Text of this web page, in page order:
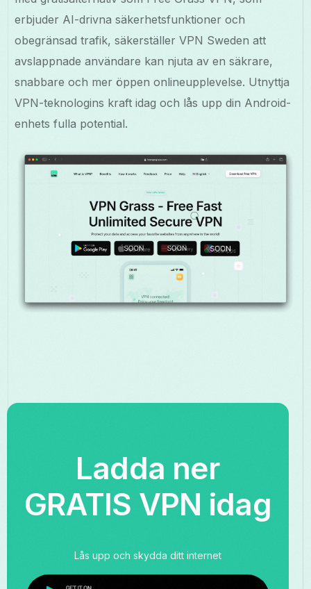
erbjuder AI-drivna säkerhetsfunktioner och
obegränsad trafik, säkerställer VPN Sweden att
avslappnade användare kan njuta av en säkrare,
snabbare och mer öppen onlineupplevelse. Utnyttja
VPN-teknologins kraft idag och lås upp din Android-
enhets fulla potential.
Ladda ner
GRATIS VPN idag
Lås upp och skydda ditt internet